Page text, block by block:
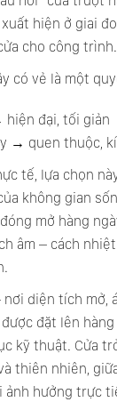
hiện ở giai
cho công trình.
có vẻ là một
đại, tối giản
→ quen thuộc,
tế, lựa chọn
không gian
mở hàng
âm – cách
diện tích mở,
đặt lên
kỹ thuật. Cửa
thiên nhiên,
ảnh hưởng trực